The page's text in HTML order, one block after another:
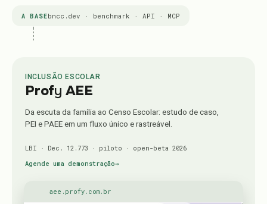
A BASEbncc.dev · benchmark · API · MCP
INCLUSÃO ESCOLAR
Profy AEE
Da escuta da família ao Censo Escolar: estudo de caso,
PEI e PAEE em um fluxo único e rastreável.
LBI · Dec. 12.773 · piloto · open-beta 2026
Agende uma demonstração→
aee.profy.com.br